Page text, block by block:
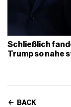
Schließlich
Trump so nahe
BACK